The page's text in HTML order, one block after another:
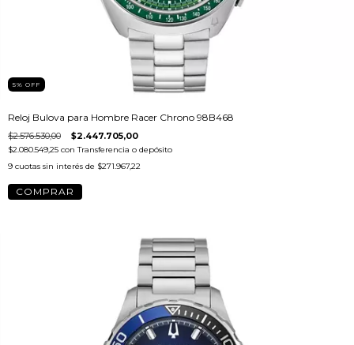
5% OFF
Reloj Bulova para Hombre Racer Chrono 98B468
$2.576.530,00 $2.447.705,00
$2.080.549,25 con Transferencia o depósito
9 cuotas sin interés de $271.967,22